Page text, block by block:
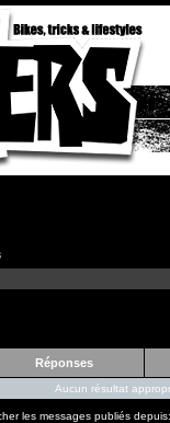
Réponses
Aucun résultat
les messages publiés depuis: